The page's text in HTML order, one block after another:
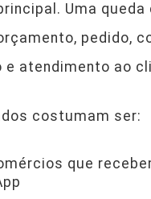
Uma queda
pedido,
e atendimento ao
costumam ser:
que